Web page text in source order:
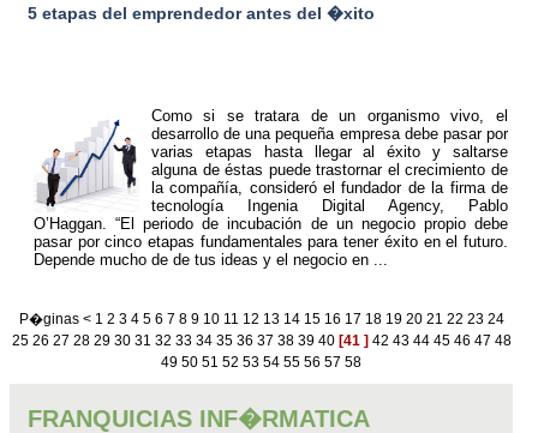
5 etapas del emprendedor antes del �xito
Como si se tratara de un organismo vivo, el
desarrollo de una pequeña empresa debe pasar por
varias etapas hasta llegar al éxito y saltarse
alguna de éstas puede trastornar el crecimiento de
la compañía, consideró el fundador de la firma de
tecnología Ingenia Digital Agency, Pablo
O’Haggan. “El periodo de incubación de un negocio propio debe
pasar por cinco etapas fundamentales para tener éxito en el futuro.
Depende mucho de de tus ideas y el negocio en ...
P�ginas < 1 2 3 4 5 6 7 8 9 10 11 12 13 14 15 16 17 18 19 20 21 22 23 24
25 26 27 28 29 30 31 32 33 34 35 36 37 38 39 40 [41 ] 42 43 44 45 46 47 48
49505152535455565758
FRANQUICIAS INF�RMATICA